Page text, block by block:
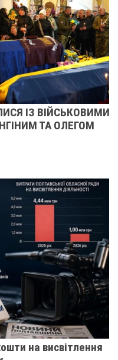
ВІЙСЬКОВИМИ
ТА ОЛЕГОМ
на висвітлення